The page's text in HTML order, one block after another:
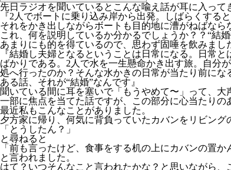
先日ラジオを聞いているとこんな喩え話が耳に入って
『2人でボートに乗り込み岸から出発。しばらくする
それをかき出しながらボートも目的地に漕がねばな
これ、何を説明しているか分かるでしょうか？？“結婚
あまりにも的を得ているので、思わず固唾を飲みまし
『結婚し夫婦となるということは日常になる。日常
ばかりである。2人で水を一生懸命かき出す旅。自分
処へ行ったのか？そんな水かきの日常が当たり前に
ある話、それが“結婚”なんです』
聞いている間に耳を塞いで「もうやめて〜」って、大
一部に焦点を当てた話ですが、この部分に心当たりの
最近私もこんなことがありました。
夕方家に帰り、何気に背負っていたカバンをリビン
「とうしたん？」
と尋ねると
「前も言ったけど、食事をする机の上にカバンの置か
と言われました。
はて？いつそんなこと言われたかな？と思いながら